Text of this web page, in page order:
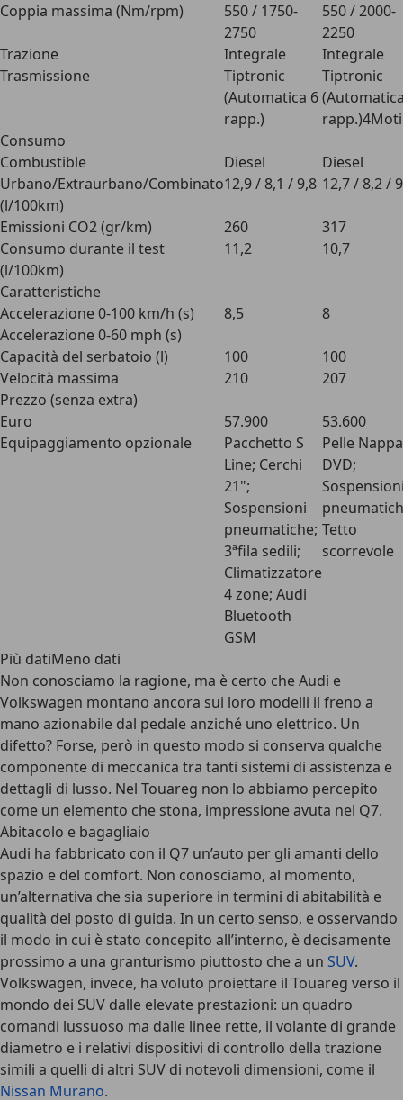
Coppia massima (Nm/rpm)
550 / 1750-
2750
550 / 2000-
2250
Trazione
Integrale
Integrale
Trasmissione
Tiptronic
(Automatica 6
rapp.)
Tiptronic
Consumo
Combustible
Diesel
Diesel
Urbano/Extraurbano/Combinato
(l/100km)
12,9 / 8,1 / 9,8 12,7 / 8,2 /
Emissioni CO2 (gr/km) 260
317
Consumo durante il test
(l/100km)
11,2 10,7
Caratteristiche
Accelerazione 0-100 km/h (s)
8,5
8
Accelerazione 0-60 mph (s)
Capacità del serbatoio (l)
100
100
Velocità massima
210
207
Prezzo (senza extra)
Euro
57.900
53.600
Equipaggiamento opzionale
Pacchetto S
Line; Cerchi
21";
Sospensioni
pneumatiche;
3ªfila sedili;
Climatizzatore
4 zone; Audi
Bluetooth
GSM
Pelle
DVD;
Tetto
scorrevole
Più datiMeno dati
Non conosciamo la ragione, ma è certo che Audi e
Volkswagen montano ancora sui loro modelli il freno a
mano azionabile dal pedale anziché uno elettrico. Un
difetto? Forse, però in questo modo si conserva qualche
componente di meccanica tra tanti sistemi di assistenza e
dettagli di lusso. Nel Touareg non lo abbiamo percepito
come un elemento che stona, impressione avuta nel Q7.
Abitacolo e bagagliaio
Audi ha fabbricato con il Q7 un’auto per gli amanti dello
spazio e del comfort. Non conosciamo, al momento,
un’alternativa che sia superiore in termini di abitabilità e
qualità del posto di guida. In un certo senso, e osservando
il modo in cui è stato concepito all’interno, è decisamente
prossimo a una granturismo piuttosto che a un SUV.
Volkswagen, invece, ha voluto proiettare il Touareg verso il
mondo dei SUV dalle elevate prestazioni: un quadro
comandi lussuoso ma dalle linee rette, il volante di grande
diametro e i relativi dispositivi di controllo della trazione
simili a quelli di altri SUV di notevoli dimensioni, come il
Nissan Murano.